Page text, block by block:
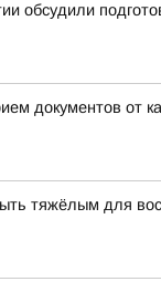
обсудили
документов от
тяжёлым для